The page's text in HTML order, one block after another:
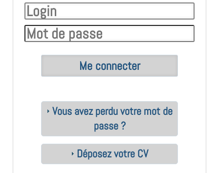
Vous avez perdu votre mot de
passe ?
Déposez votre CV